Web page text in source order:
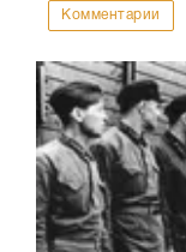
Комментарии